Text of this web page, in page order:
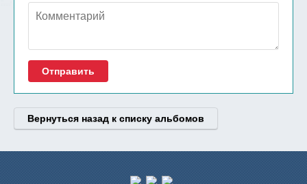
Отправить
Вернуться назад к списку альбомов